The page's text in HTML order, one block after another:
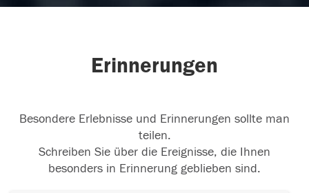
Erinnerungen
Besondere Erlebnisse und Erinnerungen sollte man
teilen.
Schreiben Sie über die Ereignisse, die Ihnen
besonders in Erinnerung geblieben sind.